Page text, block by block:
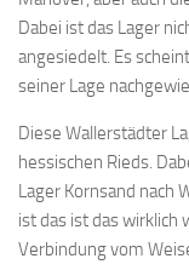
Dabei ist das Lager
angesiedelt. Es
seiner Lage
Diese Wallerstädter
hessischen Rieds.
Lager Kornsand nach
ist das ist das wirklich
Verbindung vom